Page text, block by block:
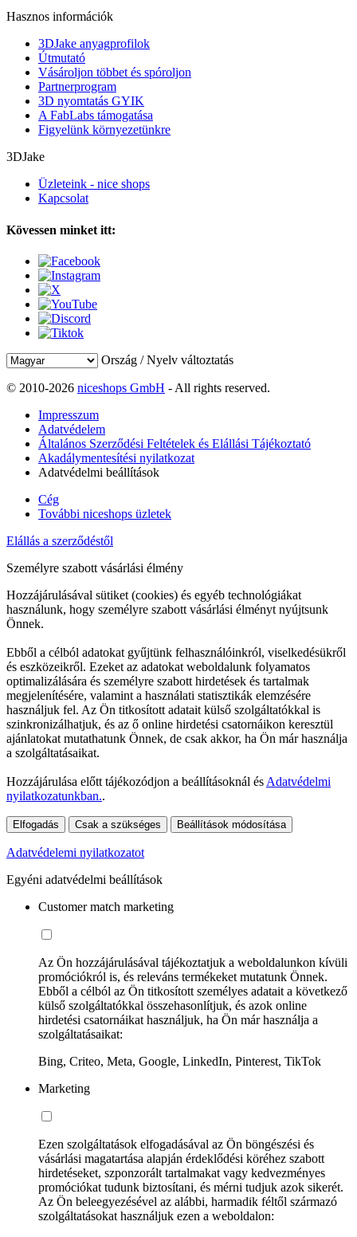
Hasznos információk
3DJake anyagprofilok
Útmutató
Vásároljon többet és spóroljon
Partnerprogram
3D nyomtatás GYIK
A FabLabs támogatása
Figyelünk környezetünkre
3DJake
Üzleteink - nice shops
Kapcsolat
Kövessen minket itt:
Ország / Nyelv változtatás
© 2010-2026 niceshops GmbH - All rights reserved.
Impresszum
Adatvédelem
Általános Szerződési Feltételek és Elállási Tájékoztató
Akadálymentesítési nyilatkozat
Adatvédelmi beállítások
Cég
További niceshops üzletek
Elállás a szerződéstől
Személyre szabott vásárlási élmény
Hozzájárulásával sütiket (cookies) és egyéb technológiákat
használunk, hogy személyre szabott vásárlási élményt nyújtsunk
Önnek.
Ebből a célból adatokat gyűjtünk felhasználóinkról, viselkedésükről
és eszközeikről. Ezeket az adatokat weboldalunk folyamatos
optimalizálására és személyre szabott hirdetések és tartalmak
megjelenítésére, valamint a használati statisztikák elemzésére
használjuk fel. Az Ön titkosított adatait külső szolgáltatókkal is
szinkronizálhatjuk, és az ő online hirdetési csatornáikon keresztül
ajánlatokat mutathatunk Önnek, de csak akkor, ha Ön már használja
a szolgáltatásaikat.
Hozzájárulása előtt tájékozódjon a beállításoknál és Adatvédelmi
nyilatkozatunkban..
Elfogadás Csak a szükséges Beállítások módosítása
Adatvédelemi nyilatkozatot
Egyéni adatvédelmi beállítások
Customer match marketing
Az Ön hozzájárulásával tájékoztatjuk a weboldalunkon kívüli
promóciókról is, és releváns termékeket mutatunk Önnek.
Ebből a célból az Ön titkosított személyes adatait a következő
külső szolgáltatókkal összehasonlítjuk, és azok online
hirdetési csatornáikat használjuk, ha Ön már használja a
szolgáltatásaikat:
Bing, Criteo, Meta, Google, LinkedIn, Pinterest, TikTok
Marketing
Ezen szolgáltatások elfogadásával az Ön böngészési és
vásárlási magatartása alapján érdeklődési köréhez szabott
hirdetéseket, szponzorált tartalmakat vagy kedvezményes
promóciókat tudunk biztosítani, és mérni tudjuk azok sikerét.
Az Ön beleegyezésével az alábbi, harmadik féltől származó
szolgáltatásokat használjuk ezen a weboldalon: